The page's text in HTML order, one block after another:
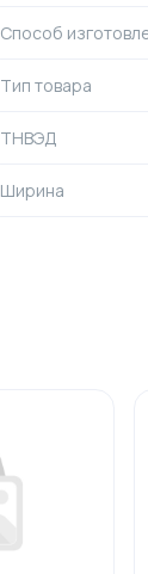
Способ
Тип товара
ТНВЭД
Ширина